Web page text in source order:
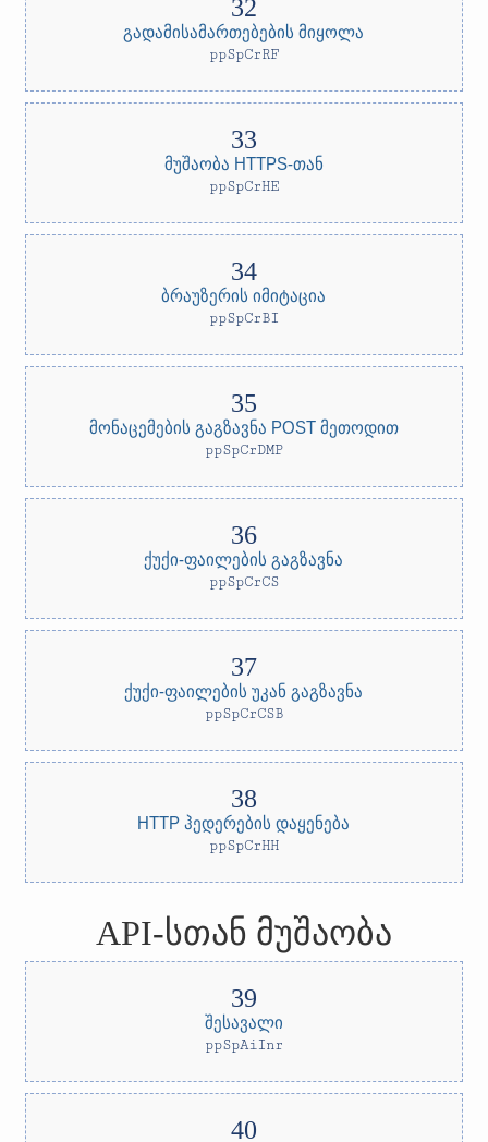
გადამისამართებების მიყოლა
ppSpCrRF
მუშაობა HTTPS-თან
ppSpCrHE
ბრაუზერის იმიტაცია
ppSpCrBI
მონაცემების გაგზავნა POST მეთოდით
ppSpCrDMP
ქუქი-ფაილების გაგზავნა
ppSpCrCS
ქუქი-ფაილების უკან გაგზავნა
ppSpCrCSB
HTTP ჰედერების დაყენება
ppSpCrHH
API-სთან მუშაობა
შესავალი
ppSpAiInr